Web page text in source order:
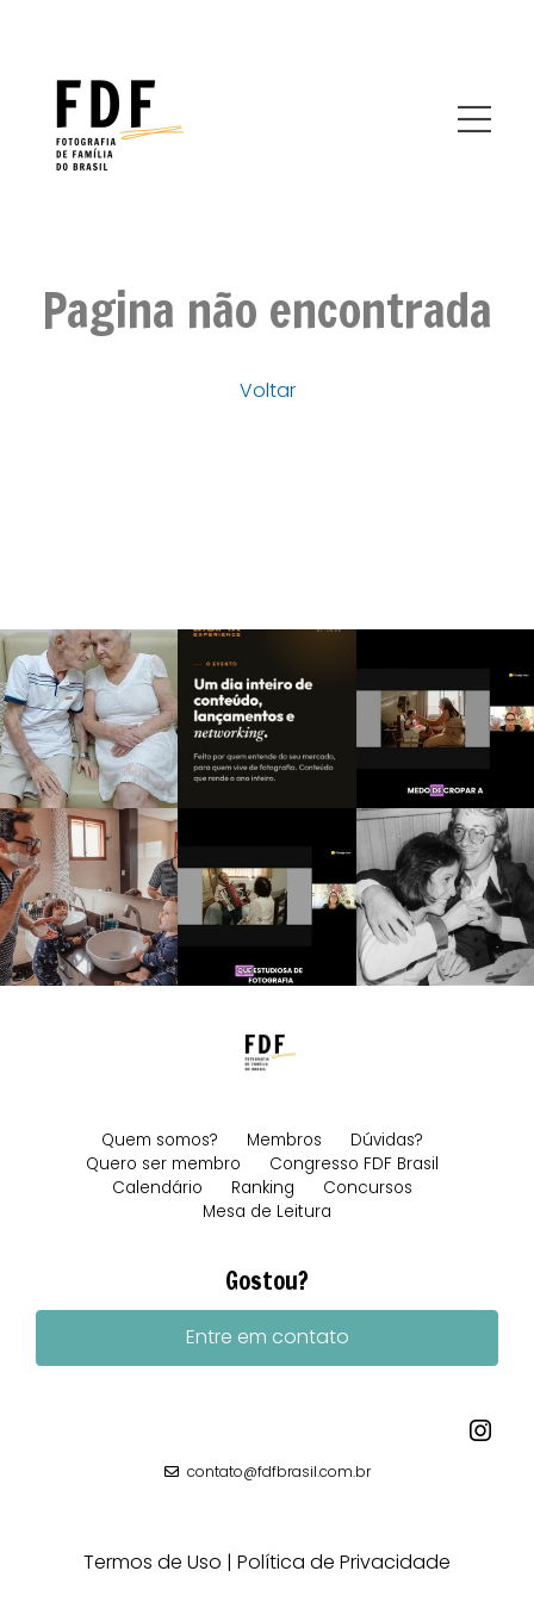
Pagina não encontrada
Voltar
Quem somos? Membros
Dúvidas?
Quero ser membro
Congresso FDF Brasil
Calendário
Ranking
Concursos
Mesa de Leitura
Gostou?
Entre em contato
contato@fdfbrasil.com.br
Termos de Uso Política de Privacidade